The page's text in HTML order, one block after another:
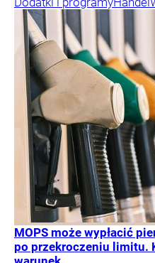
MOPS może wypłacić
po przekroczeniu limitu.